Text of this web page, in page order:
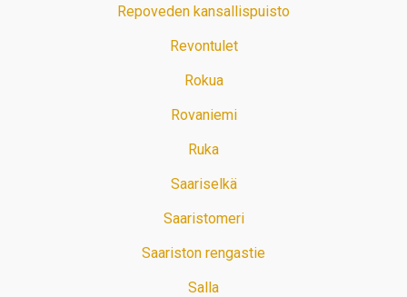
Repoveden kansallispuisto
Revontulet
Rokua
Rovaniemi
Ruka
Saariselkä
Saaristomeri
Saariston rengastie
Salla